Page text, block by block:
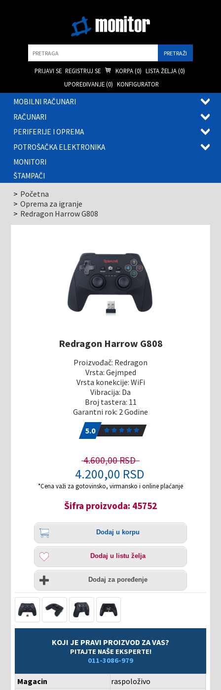
PRIJAVI SE REGISTRUJ SE KORPA (0) LISTA ŽELJA (0)
UPOREĐIVANJE (0) KONFIGURATOR
MOBILNI RAČUNARI
RAČUNARI
PERIFERIJE I OPREMA
POTROŠAČKA ELEKTRONIKA
MONITORI
ŠTAMPAČI
Početna
Oprema za igranje
Redragon Harrow G808
Redragon Harrow G808
Proizvođač: Redragon
Vrsta: Gejmped
Vrsta konekcije: WiFi
Vibracija: Da
Broj tastera: 11
Garantni rok: 2 Godine
5.0
4.600,00 RSD
4.200,00 RSD
*Cena važi za gotovinsko, virmansko i online plaćanje
Šifra proizvoda: 45752
Količina
Dodaj
korpu
Dodaj u korpu
Dodaj
listu
želja
Dodaj u listu želja
Uporedi
Dodaj za poređenje
KOJI JE PRAVI PROIZVOD ZA VAS?
PITAJTE NAŠE EKSPERTE!
011-3086-979
Magacin
raspoloživo